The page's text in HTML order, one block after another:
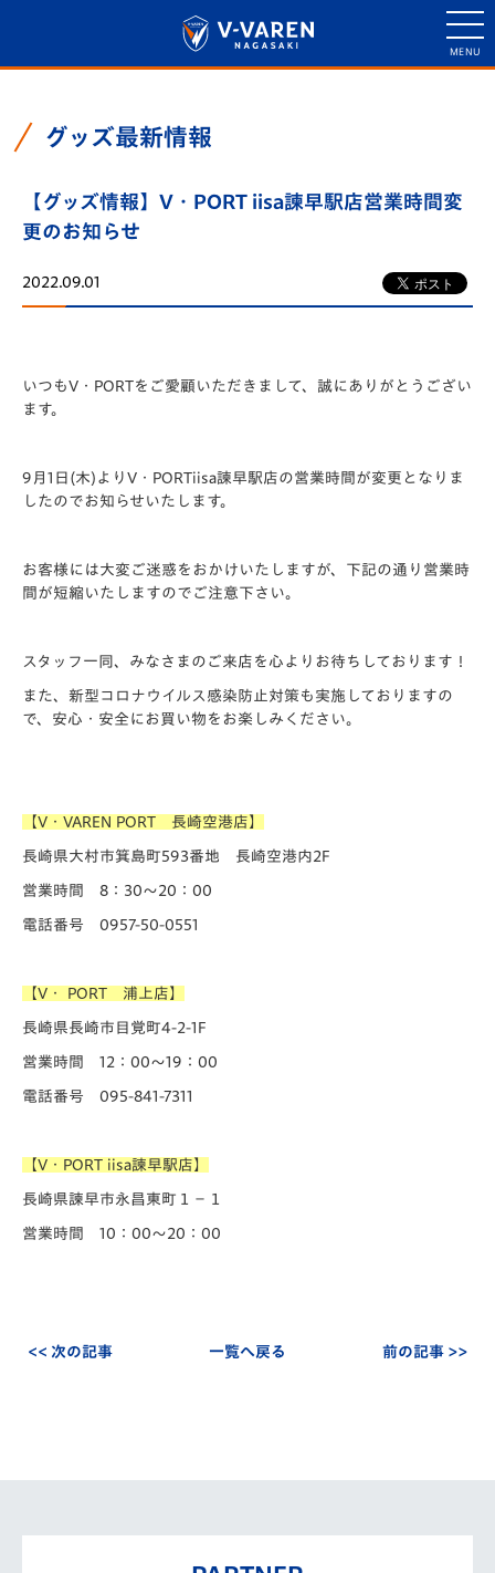
グッズ最新情報
【グッズ情報】V・PORT iisa諫早駅店営業時間変
更のお知らせ
2022.09.01
いつもV・PORTをご愛顧いただきまして、誠にありがとうござい
ます。
9月1日(木)よりV・PORTiisa諫早駅店の営業時間が変更となりま
したのでお知らせいたします。
お客様には大変ご迷惑をおかけいたしますが、下記の通り営業時
間が短縮いたしますのでご注意下さい。
スタッフ一同、みなさまのご来店を心よりお待ちしております！
また、新型コロナウイルス感染防止対策も実施しておりますの
で、安心・安全にお買い物をお楽しみください。
【V・VAREN PORT 長崎空港店】
長崎県大村市箕島町593番地 長崎空港内2F
営業時間 8：30～20：00
電話番号 0957-50-0551
【V・ PORT 浦上店】
長崎県長崎市目覚町4-2-1F
営業時間 12：00～19：00
電話番号 095-841-7311
【V・PORT iisa諫早駅店】
長崎県諫早市永昌東町１−１
営業時間 10：00～20：00
<< 次の記事 一覧へ戻る 前の記事 >>